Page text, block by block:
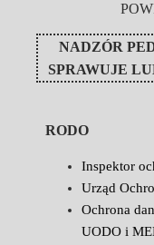
NADZÓR
SPRAWUJE
RODO
Inspektor
Urząd
Ochrona
UODO i